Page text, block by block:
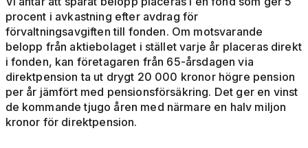
procent i avkastning efter avdrag för
förvaltningsavgiften till fonden. Om motsvarande
belopp från aktiebolaget i stället varje år placeras direkt
i fonden, kan företagaren från 65-årsdagen via
direktpension ta ut drygt 20 000 kronor högre pension
per år jämfört med pensionsförsäkring. Det ger en vinst
de kommande tjugo åren med närmare en halv miljon
kronor för direktpension.